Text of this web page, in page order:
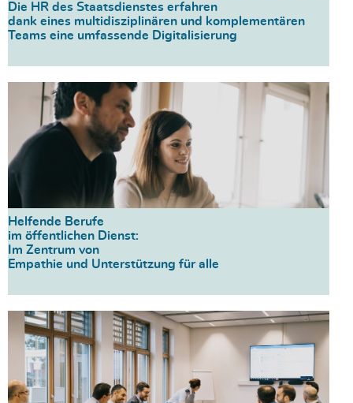
Die HR des Staatsdienstes erfahren
dank eines multidisziplinären und komplementären
Teams eine umfassende Digitalisierung
Helfende Berufe
im öffentlichen Dienst:
Im Zentrum von
Empathie und Unterstützung für alle